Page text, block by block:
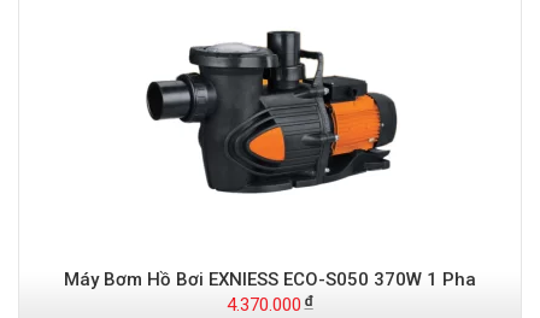
Máy Bơm Hồ Bơi EXNIESS ECO-S050 370W 1 Pha
4.370.000